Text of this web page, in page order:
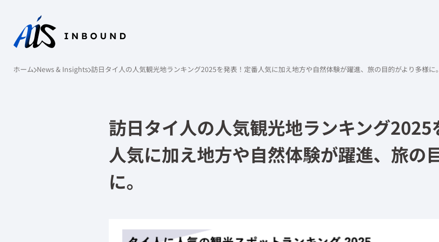
ホーム News & Insights 訪日タイ人の人気観光地ランキング2025を発表！定番人気に加え地方や自然体験が躍進、旅の目的がより多様に
訪日タイ人の人気観光地ランキング2025
人気に加え地方や自然体験が躍進、旅の
に。